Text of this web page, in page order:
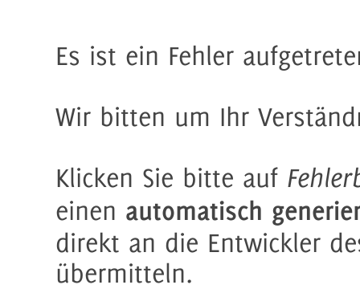
Es ist ein Fehler
Wir bitten um Ihr
Klicken Sie bitte auf
einen automatisch
direkt an die Entwickler
übermitteln.